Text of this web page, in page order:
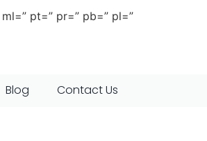
pt=” pr=” pb=” pl=”
Blog Contact Us